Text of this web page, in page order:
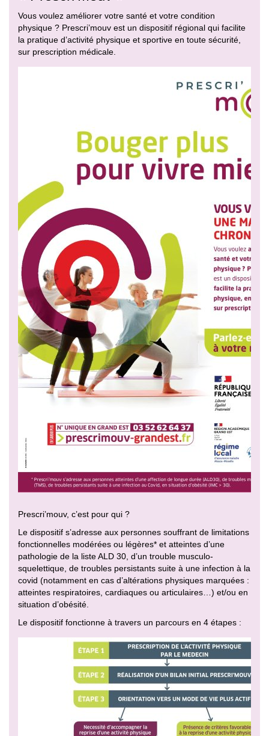
Vous voulez améliorer votre santé et votre condition
physique ? Prescri’mouv est un dispositif régional qui facilite
la pratique d’activité physique et sportive en toute sécurité,
sur prescription médicale.
Prescri’mouv, c’est pour qui ?
Le dispositif s’adresse aux personnes souffrant de limitations
fonctionnelles modérées ou légères* et atteintes d’une
pathologie de la liste ALD 30, d’un trouble musculo-
squelettique, de troubles persistants suite à une infection à la
covid (notamment en cas d’altérations physiques marquées :
atteintes respiratoires, cardiaques ou articulaires…) et/ou en
situation d’obésité.
Le dispositif fonctionne à travers un parcours en 4 étapes :